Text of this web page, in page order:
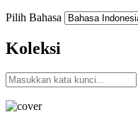
Pilih Bahasa
Koleksi